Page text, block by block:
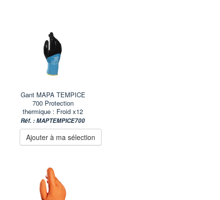
Gant MAPA TEMPICE
700 Protection
thermique : Froid x12
Réf. : MAPTEMPICE700
Ajouter à ma sélection